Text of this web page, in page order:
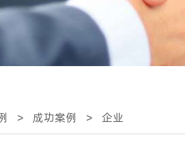
> 成功案例 > 企业